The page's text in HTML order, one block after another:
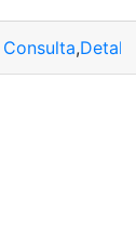
Consulta,Detalles